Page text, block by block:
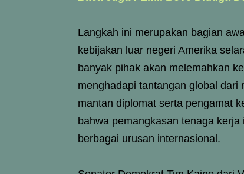
Langkah ini merupakan bagian
kebijakan luar negeri Amerika
banyak pihak akan melemahkan
menghadapi tantangan global dari
mantan diplomat serta pengamat
bahwa pemangkasan tenaga
berbagai urusan internasional.